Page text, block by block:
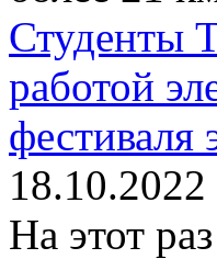
Студенты
работой
фестиваля
18.10.2022
На этот